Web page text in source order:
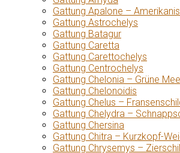
Gattung Apalone –
Gattung Astrochelys
Gattung Batagur
Gattung Caretta
Gattung Carettochelys
Gattung Centrochelys
Gattung Chelonia – Grüne
Gattung Chelonoidis
Gattung Chelus –
Gattung Chelydra –
Gattung Chersina
Gattung Chitra – Kurzkopf-
Gattung Chrysemys –